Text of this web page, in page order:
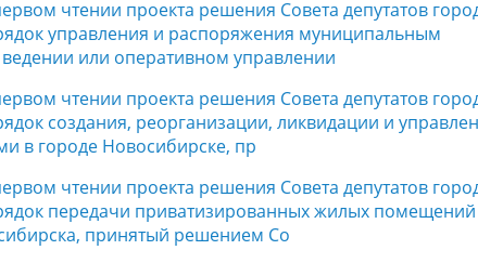
чтении проекта решения Совета депутатов
управления и распоряжения муниципальным
или оперативном управлении
чтении проекта решения Совета депутатов
создания, реорганизации, ликвидации и
в городе Новосибирске, пр
чтении проекта решения Совета депутатов
передачи приватизированных жилых
принятый решением Со